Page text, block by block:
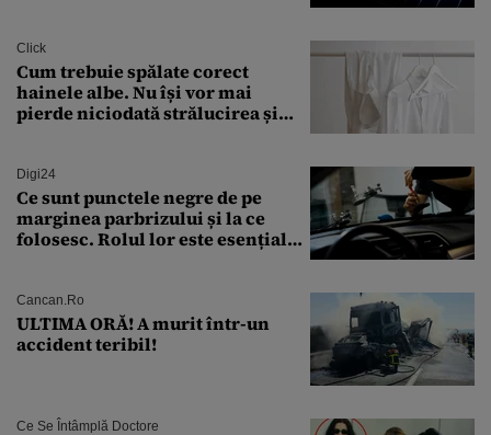
Click
Cum trebuie spălate corect
hainele albe. Nu își vor mai
pierde niciodată strălucirea și
Digi24
Ce sunt punctele negre de pe
marginea parbrizului și la ce
folosesc. Rolul lor este esențial
Cancan.ro
ULTIMA ORĂ! A murit într-un
accident teribil!
Ce Se Întâmplă Doctore